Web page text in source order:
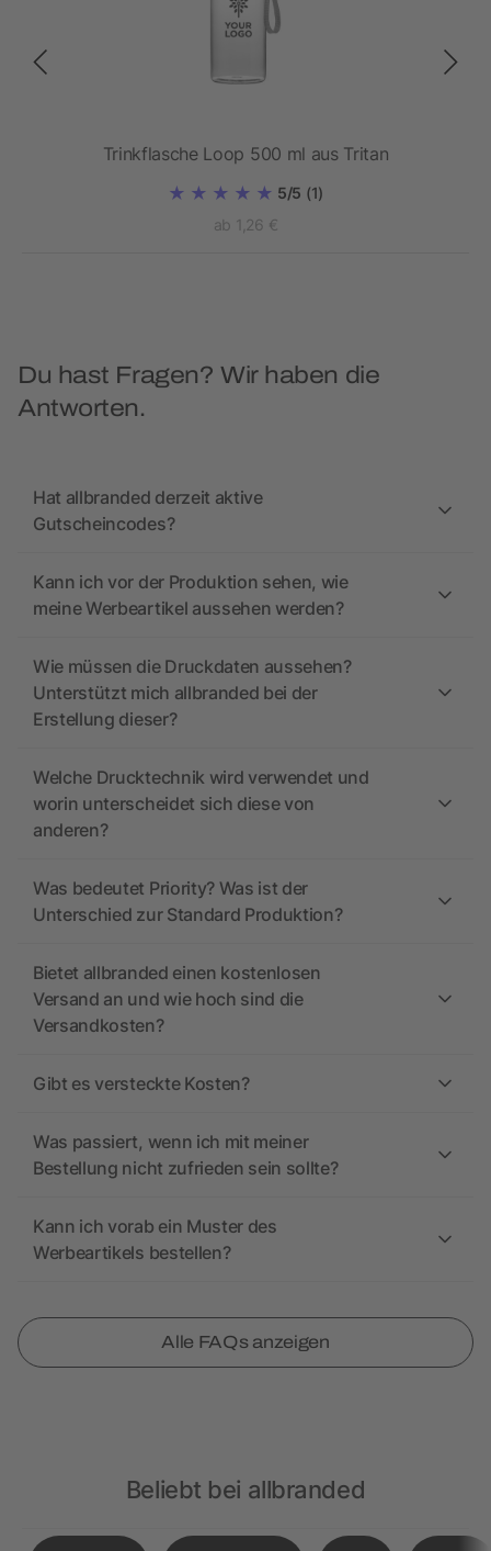
Trinkflasche Loop 500 ml aus Tritan
5/5 (1)
ab 1,26 €
Du hast Fragen? Wir haben die
Antworten.
Hat allbranded derzeit aktive
Gutscheincodes?
Kann ich vor der Produktion sehen, wie
meine Werbeartikel aussehen werden?
Wie müssen die Druckdaten aussehen?
Unterstützt mich allbranded bei der
Erstellung dieser?
Welche Drucktechnik wird verwendet und
worin unterscheidet sich diese von
anderen?
Was bedeutet Priority? Was ist der
Unterschied zur Standard Produktion?
Bietet allbranded einen kostenlosen
Versand an und wie hoch sind die
Versandkosten?
Gibt es versteckte Kosten?
Was passiert, wenn ich mit meiner
Bestellung nicht zufrieden sein sollte?
Kann ich vorab ein Muster des
Werbeartikels bestellen?
Alle FAQs anzeigen
Beliebt bei allbranded